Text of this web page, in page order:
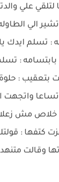
علي
الي
: تسلم ايدك يا
بابتسامه :
بتعقيب :
واتجهت
خلاص مش
كتفها :
وقالت